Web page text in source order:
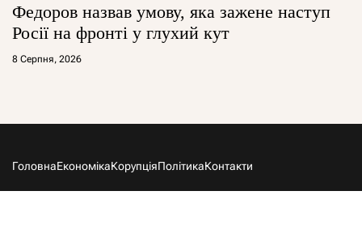
Федоров назвав умову, яка зажене наступ
Росії на фронті у глухий кут
8 Серпня, 2026
ГоловнаЕкономікаКорупціяПолітикаКонтакти